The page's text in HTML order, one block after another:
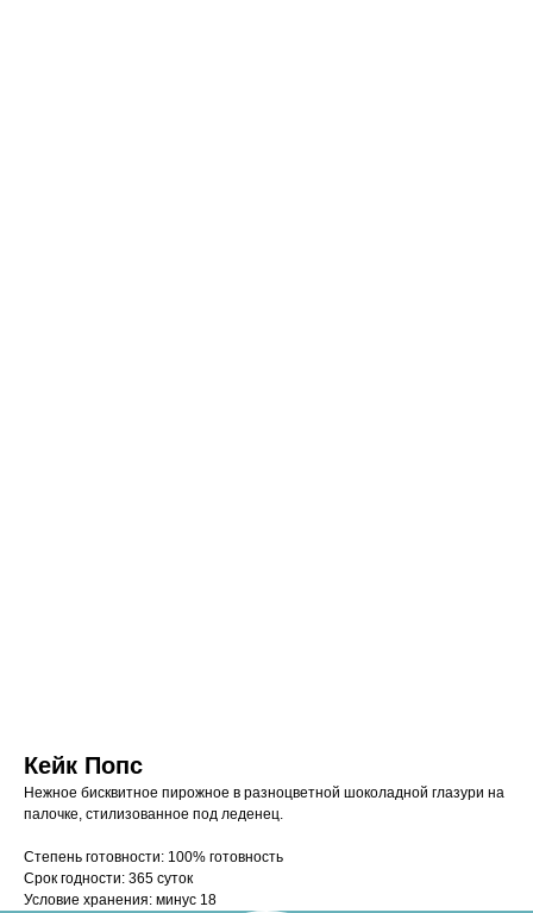
Кейк Попс
Нежное бисквитное пирожное в разноцветной шоколадной глазури на
палочке, стилизованное под леденец.
Степень готовности: 100% готовность
Срок годности: 365 суток
Условие хранения: минус 18